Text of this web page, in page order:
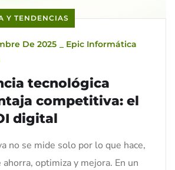
Y TENDENCIAS
De 2025
Epic Informática
tecnológica
competitiva: el
digital
no se mide solo por lo que hace,
optimiza y mejora. En un